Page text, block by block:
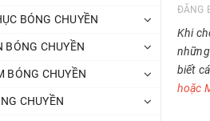
ĐĂNG
Khi
biết
hoặc
BÓNG CHUYỀN
BÓNG CHUYỀN
BÓNG CHUYỀN
CHUYỀN